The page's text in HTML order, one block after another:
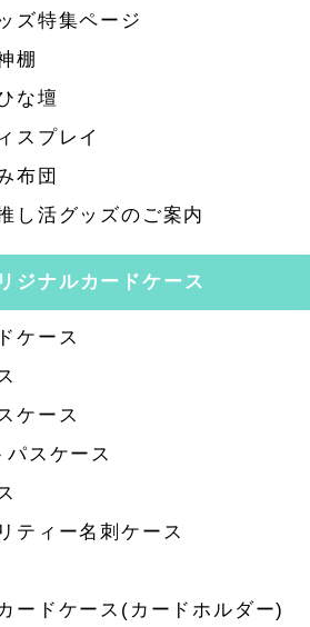
ズ特集ページ
棚
な壇
スプレイ
布団
し活グッズのご案内
ジナルカードケース
ケース
ケース
パスケース
ティー名刺ケース
ードケース(カードホルダー)